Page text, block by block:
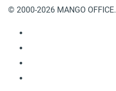
© 2000-2026 MANGO OFFICE.